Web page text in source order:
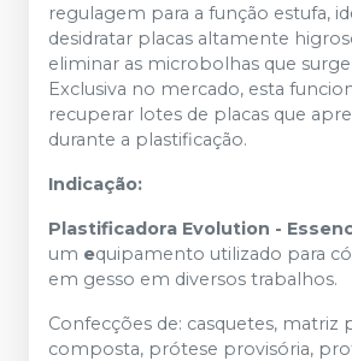
regulagem para a função estufa,
desidratar placas altamente
eliminar as microbolhas que
Exclusiva no mercado, esta
recuperar lotes de placas que
durante a plastificação.
Indicação:
Plastificadora Evolution -
um equipamento utilizado para
em gesso em diversos trabalhos.
Confecções de: casquetes, matriz
composta, prótese provisória,